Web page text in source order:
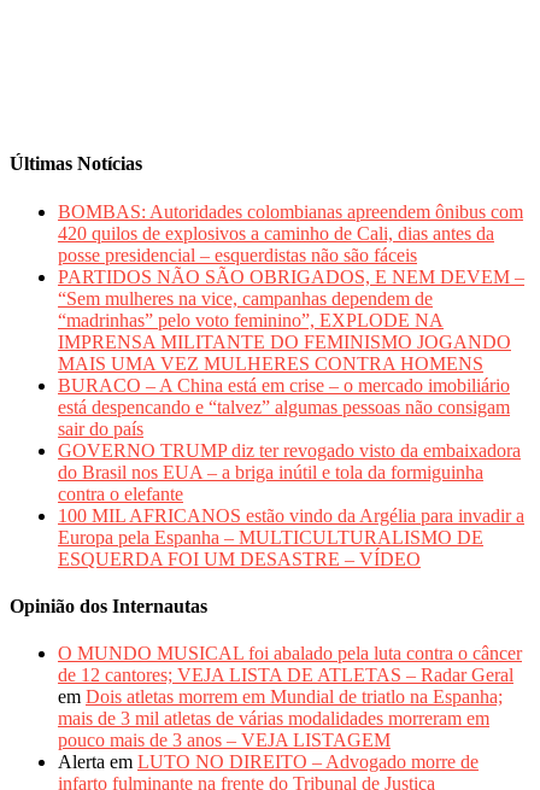
Últimas Notícias
BOMBAS: Autoridades colombianas apreendem ônibus com
420 quilos de explosivos a caminho de Cali, dias antes da
posse presidencial – esquerdistas não são fáceis
PARTIDOS NÃO SÃO OBRIGADOS, E NEM DEVEM –
“Sem mulheres na vice, campanhas dependem de
“madrinhas” pelo voto feminino”, EXPLODE NA
IMPRENSA MILITANTE DO FEMINISMO JOGANDO
MAIS UMA VEZ MULHERES CONTRA HOMENS
BURACO – A China está em crise – o mercado imobiliário
está despencando e “talvez” algumas pessoas não consigam
sair do país
GOVERNO TRUMP diz ter revogado visto da embaixadora
do Brasil nos EUA – a briga inútil e tola da formiguinha
contra o elefante
100 MIL AFRICANOS estão vindo da Argélia para invadir a
Europa pela Espanha – MULTICULTURALISMO DE
ESQUERDA FOI UM DESASTRE – VÍDEO
Opinião dos Internautas
O MUNDO MUSICAL foi abalado pela luta contra o câncer
de 12 cantores; VEJA LISTA DE ATLETAS – Radar Geral
em Dois atletas morrem em Mundial de triatlo na Espanha;
mais de 3 mil atletas de várias modalidades morreram em
pouco mais de 3 anos – VEJA LISTAGEM
Alerta em LUTO NO DIREITO – Advogado morre de
infarto fulminante na frente do Tribunal de Justiça